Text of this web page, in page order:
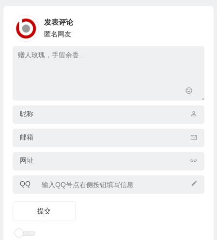
发表评论
匿名网友
昵称
邮箱
网址
QQ